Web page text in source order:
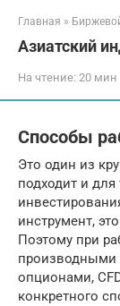
Главная »
Азиатский
На чтение: 20 мин
Способы
Это один из
подходит и для
инструмент,
Поэтому при
производными
опционами,
конкретного